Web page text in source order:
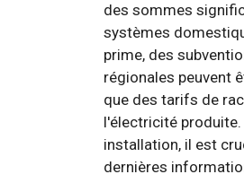
des sommes
systèmes
prime, des
régionales peuvent
que des tarifs de
l'électricité
installation, il est
dernières